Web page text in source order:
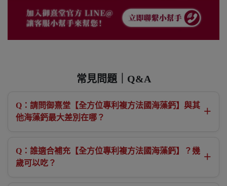
常見問題｜Q&A
Q：請問御熹堂【全方位專利複方法國海藻鈣】與其
他海藻鈣最大差別在哪？
＋
Q：誰適合補充【全方位專利複方法國海藻鈣】？幾
歲可以吃？
＋